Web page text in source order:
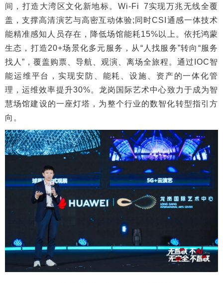
间，打造大湾区文化新地标。Wi-Fi 7实现万兆无线全覆
盖，支撑高清演艺与高密互动体验;同时CSI通感一体技术
能精准感知人员存在，降低场馆能耗15%以上。依托鸿蒙
生态，打造20+场景化多元服务，从“人找服务”转向“服务
找人”，覆盖购票、导航、观演、离场全旅程。通过IOC智
能运维平台，实现安防、能耗、设施、资产的一体化管
理，运维效率提升30%。龙岗国际艺术中心致力于成为智
慧场馆建设的一座灯塔，为整个行业的数智化转型指引方
向。